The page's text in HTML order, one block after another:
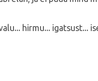
hirmu... igatsust...